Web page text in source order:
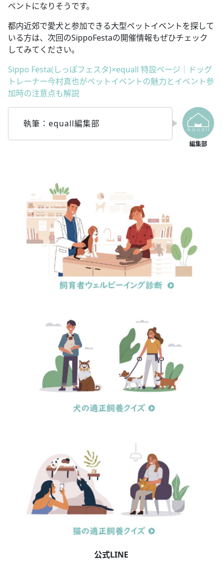
ベントになりそうです。
都内近郊で愛犬と参加できる大型ペットイベントを探して
いる方は、次回のSippoFestaの開催情報もぜひチェック
してみてください。
Sippo Festa(しっぽフェスタ)×equall 特設ページ｜ドッグ
トレーナー今村真也がペットイベントの魅力とイベント参
加時の注意点も解説
執筆：equall編集部
公式LINE